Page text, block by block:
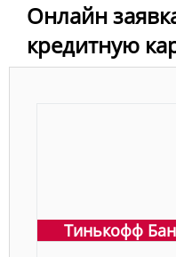
Онлайн
кредитную
Тинькофф